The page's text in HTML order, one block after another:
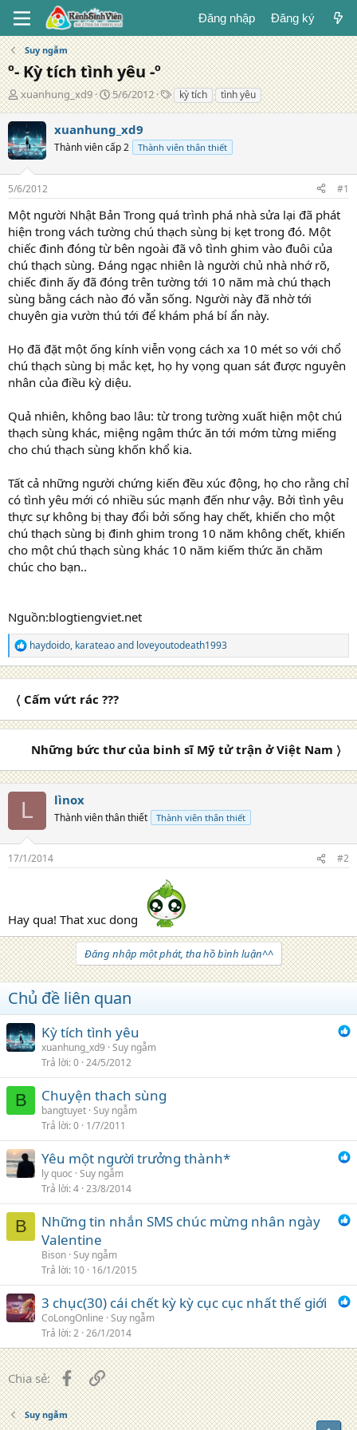
Đăng nhập Đăng ký
Suy ngẫm
º- Kỳ tích tình yêu -º
T
á
c
g
i
xuanhung_xd9
N
g
y
đ
n
5/6/2012
T
ừ
h
ó
kỳ tích tình yêu
xuanhung_xd9
Thành viên cấp 2 Thành viên thân thiết
5/6/2012 #1
Một người Nhật Bản Trong quá trình phá nhà sửa lại đã phát
hiện trong vách tường chú thạch sùng bị kẹt trong đó. Một
chiếc đinh đóng từ bên ngoài đã vô tình ghim vào đuôi của
chú thạch sùng. Đáng ngạc nhiên là người chủ nhà nhớ rõ,
chiếc đinh ấy đã đóng trên tường tới 10 năm mà chú thạch
sùng bằng cách nào đó vẫn sống. Người này đã nhờ tới
chuyên gia vườn thú tới để khám phá bí ẩn này.
Họ đã đặt một ống kính viễn vọng cách xa 10 mét so với chổ
chú thạch sùng bị mắc kẹt, họ hy vọng quan sát được nguyên
nhân của điều kỳ diệu.
Quả nhiên, không bao lâu: từ trong tường xuất hiện một chú
thạch sùng khác, miệng ngậm thức ăn tới mớm từng miếng
cho chú thạch sùng khốn khổ kia.
Tất cả những người chứng kiến đều xúc động, họ cho rằng chỉ
có tình yêu mới có nhiều súc mạnh đến như vậy. Bởi tình yêu
thực sự không bị thay đổi bởi sống hay chết, khiến cho một
chú thạch sùng bị đinh ghim trong 10 năm không chết, khiến
cho một chú thạch sùng khác 10 năm kiếm thức ăn chăm
chúc cho bạn..
Nguồn:blogtiengviet.net
R
e
a
o
haydoido, karateaoand loveyoutodeath1993
〈 Cấm vứt rác ???
Những bức thư của binh sĩ Mỹ tử trận ở Việt Nam 〉
L lìnox
Thành viên thân thiết Thành viên thân thiết
17/1/2014 #2
Hay qua! That xuc dong
Đăng nhập một phát, tha hồ bình luận^^
Chủ đề liên quan
Kỳ tích tình yêu
xuanhung_xd9 Suy ngẫm
Trả lời 0 24/5/2012
B Chuyện thach sùng
bangtuyet Suy ngẫm
Trả lời 0 1/7/2011
Yêu một người trưởng thành*
ly quoc Suy ngẫm
Trả lời 4 23/8/2014
B
Những tin nhắn SMS chúc mừng nhân ngày
Valentine
Bison Suy ngẫm
Trả lời 10 16/1/2015
3 chục(30) cái chết kỳ kỳ cục cục nhất thế giới
CoLongOnline Suy ngẫm
Trả lời 2 26/1/2014
Chia sẻ: FacebookLiên kết
Suy ngẫm